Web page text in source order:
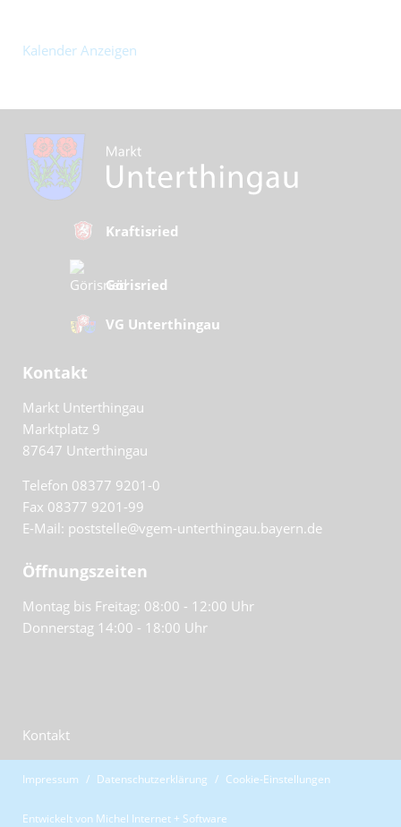
Kalender Anzeigen
Kraftisried
Görisried
VG Unterthingau
Kontakt
Markt Unterthingau
Marktplatz 9
87647 Unterthingau
Telefon 08377 9201-0
Fax 08377 9201-99
E-Mail: poststelle@vgem-unterthingau.bayern.de
Öffnungszeiten
Montag bis Freitag: 08:00 - 12:00 Uhr
Donnerstag 14:00 - 18:00 Uhr
Kontakt
Impressum Datenschutzerklärung Cookie-Einstellungen
Entwickelt von Michel Internet + Software